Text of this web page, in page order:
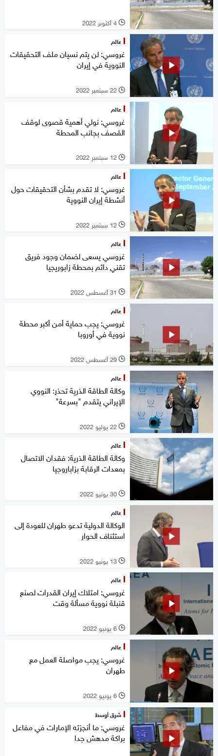
l 4 أكتوبر 2022
عالم
غروسي: لن يتم نسيان ملف التحقيقات
النووية في إيران
l 22 سبتمبر 2022
عالم
غروسي: نولي أهمية قصوى لوقف
القصف بجانب المحطة
l 12 سبتمبر 2022
عالم
غروسي: لا تقدم بشأن التحقيقات حول
أنشطة إيران النووية
l 12 سبتمبر 2022
عالم
غروسي يسعى لضمان وجود فريق
تقني دائم بمحطة زابوريجيا
l 31 أغسطس 2022
عالم
غروسي: يجب حماية أمن أكبر محطة
نووية في أوروبا
l 29 أغسطس 2022
عالم
وكالة الطاقة الذرية تحذر: النووي
الإيراني يتقدم "بسرعة"
l 22 يوليو 2022
عالم
وكالة الطاقة الذرية: فقدان الاتصال
بمعدات الرقابة بزاباروجيا
l 30 يونيو 2022
عالم
الوكالة الدولية تدعو طهران للعودة إلى
استئناف الحوار
l 13 يونيو 2022
عالم
غروسي: امتلاك إيران القدرات لصنع
قنبلة نووية مسألة وقت
l 6 يونيو 2022
عالم
غروسي: يجب مواصلة العمل مع
طهران
l 6 يونيو 2022
شرق أوسط
غروسي: ما أنجزته الإمارات في مفاعل
براكة مدهش جدا